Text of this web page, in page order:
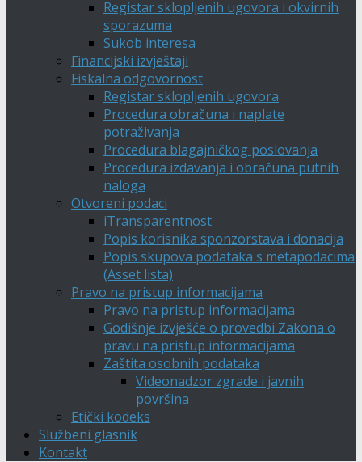
Registar sklopljenih ugovora i okvirnih
sporazuma
Sukob interesa
Financijski izvještaji
Fiskalna odgovornost
Registar sklopljenih ugovora
Procedura obračuna i naplate
potraživanja
Procedura blagajničkog poslovanja
Procedura izdavanja i obračuna putnih
naloga
Otvoreni podaci
iTransparentnost
Popis korisnika sponzorstava i donacija
Popis skupova podataka s metapodacima
(Asset lista)
Pravo na pristup informacijama
Pravo na pristup informacijama
Godišnje izvješće o provedbi Zakona o
pravu na pristup informacijama
Zaštita osobnih podataka
Videonadzor zgrade i javnih
površina
Etički kodeks
Službeni glasnik
Kontakt